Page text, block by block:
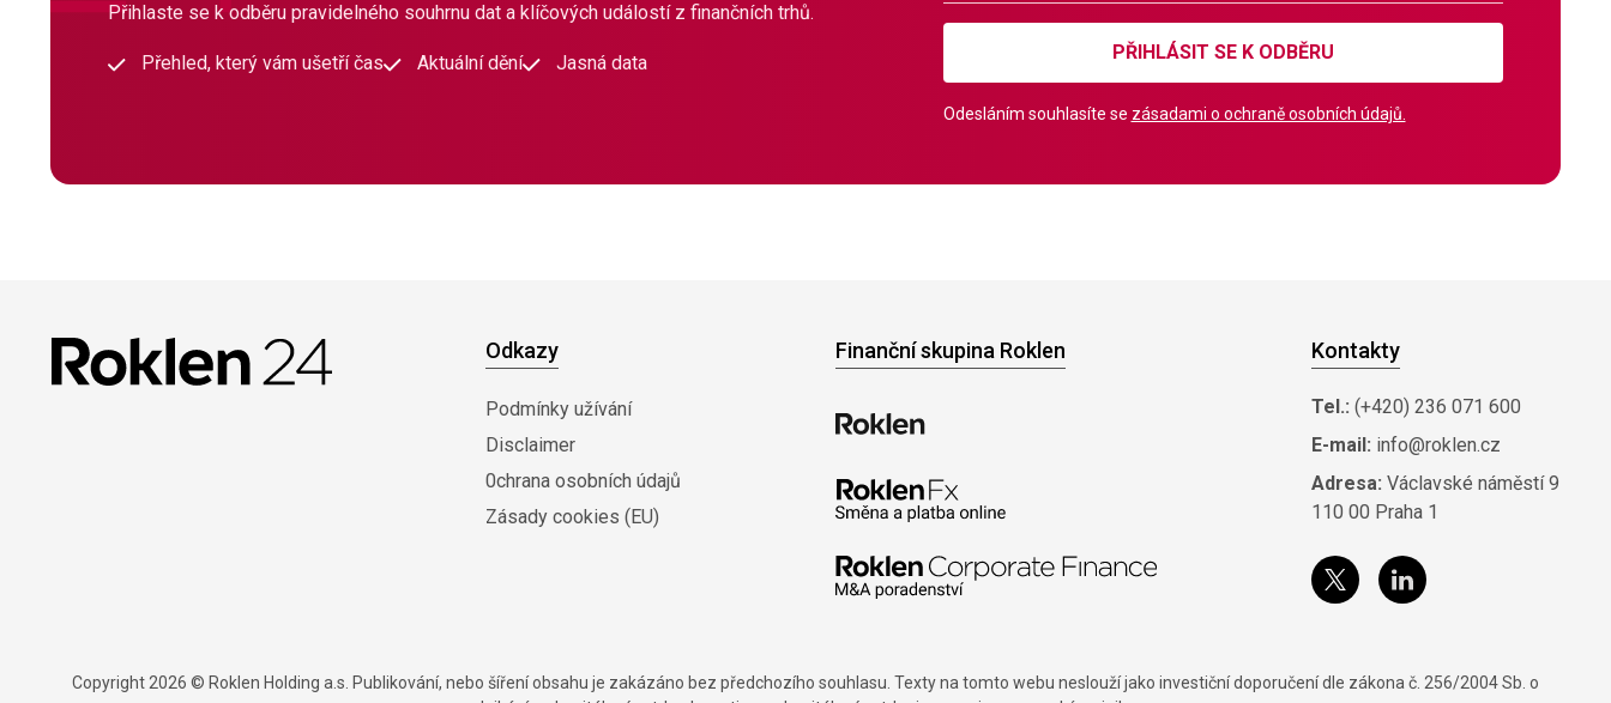
Přihlaste se k odběru pravidelného souhrnu dat a klíčových událostí z finančních trhů.
Přehled, který vám ušetří čas Aktuální dění Jasná data PŘIHLÁSIT SE K ODBĚRU
Odesláním souhlasíte se zásadami o ochraně osobních údajů.
Odkazy
Podmínky užívání
Disclaimer
0chrana osobních údajů
Zásady cookies (EU)
Finanční skupina Roklen Kontakty
Tel.: (+420) 236 071 600
E-mail: info@roklen.cz
Adresa: Václavské náměstí 9
110 00 Praha 1
Copyright 2026 © Roklen Holding a.s. Publikování, nebo šíření obsahu je zakázáno bez předchozího souhlasu. Texty na tomto webu neslouží jako investiční doporučení dle zákona č. 256/2004 Sb. o